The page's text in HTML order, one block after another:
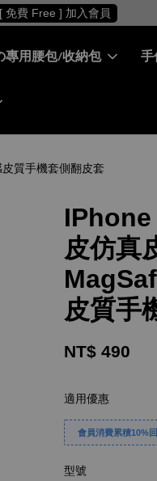
[ 免費 Free ] 加入會員
專用腰包/收納包 手
質手機套側翻皮套
皮仿真
皮質手
NT$ 490
適用優惠
會員消費累積10%
型號